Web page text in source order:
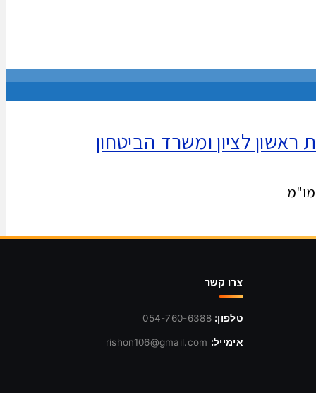
מו"מ
צרו קשר
טלפון: 054-760-6388
אימייל: rishon106@gmail.com